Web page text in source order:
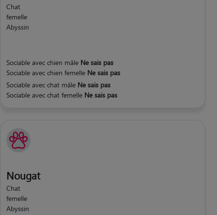
Chat
femelle
Abyssin
Sociable avec chien mâle Ne sais pas
Sociable avec chien femelle Ne sais pas
Sociable avec chat mâle Ne sais pas
Sociable avec chat femelle Ne sais pas
Nougat
Chat
femelle
Abyssin